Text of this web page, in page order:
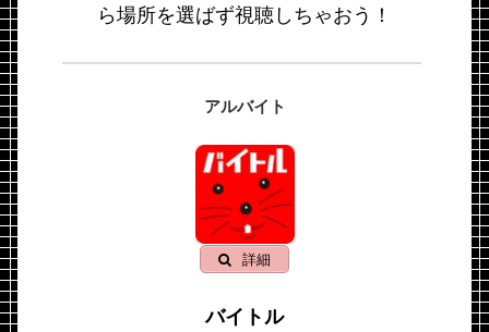
ら場所を選ばず視聴しちゃおう！
アルバイト
詳細
バイトル